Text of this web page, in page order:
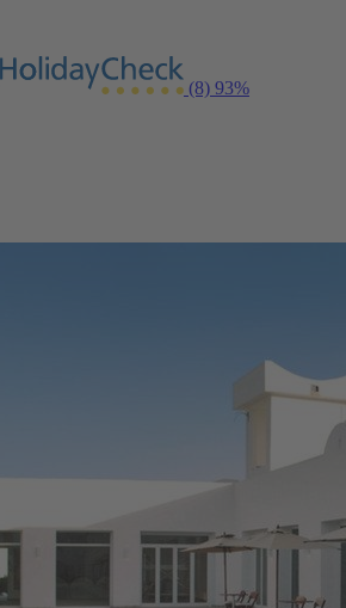
(8) 93%